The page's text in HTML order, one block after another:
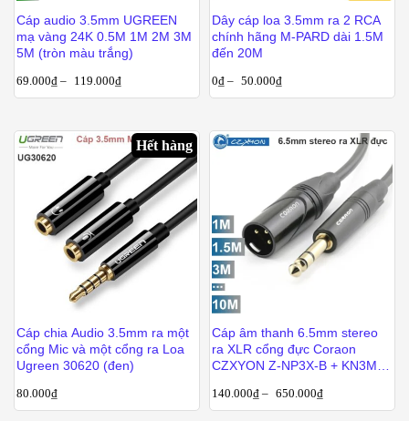
Cáp audio 3.5mm UGREEN
mạ vàng 24K 0.5M 1M 2M 3M
5M (tròn màu trắng)
69.000₫ – 119.000₫
Dây cáp loa 3.5mm ra 2 RCA
chính hãng M-PARD dài 1.5M
đến 20M
0₫ – 50.000₫
Hết hàng
Cáp chia Audio 3.5mm ra một
cổng Mic và một cổng ra Loa
Ugreen 30620 (đen)
80.000₫
Cáp âm thanh 6.5mm stereo
ra XLR cổng đực Coraon
CZXYON Z-NP3X-B + KN3MX-
140.000₫ – 650.000₫